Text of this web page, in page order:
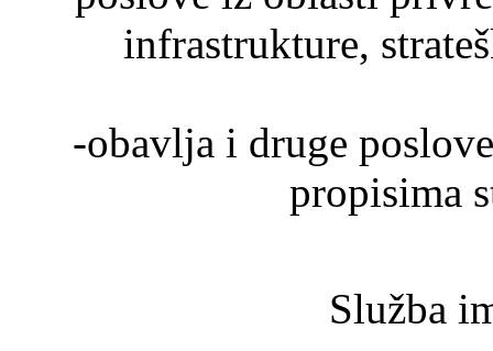
infrastrukture,
-obavlja i druge
propisima
Služba